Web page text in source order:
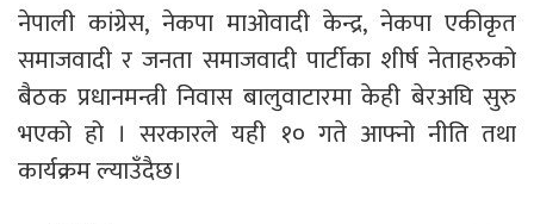
नेपाली कांग्रेस, नेकपा माओवादी केन्द्र, नेकपा एकीकृत
समाजवादी र जनता समाजवादी पार्टीका शीर्ष नेताहरुको
बैठक प्रधानमन्त्री निवास बालुवाटारमा केही बेरअघि सुरु
भएको हो । सरकारले यही १० गते आफ्नो नीति तथा
कार्यक्रम ल्याउँदैछ।